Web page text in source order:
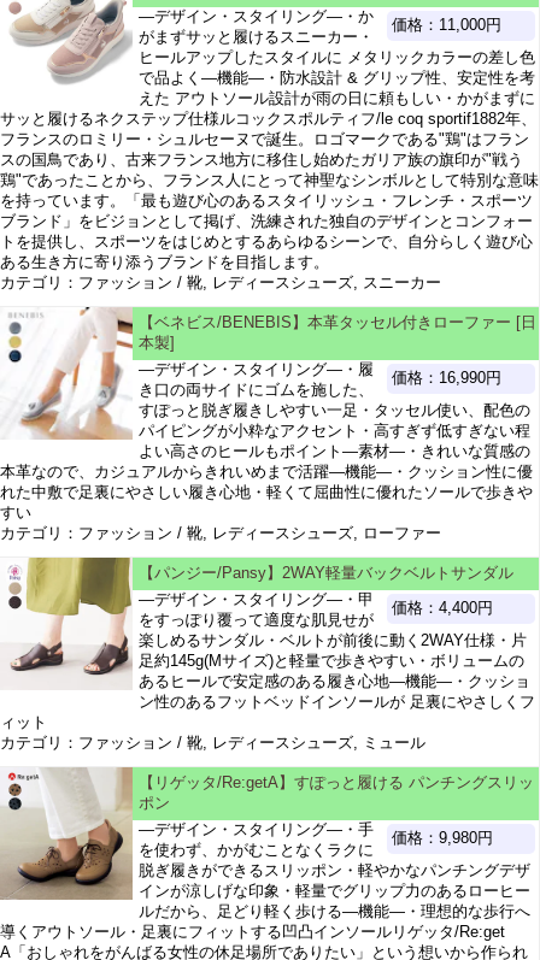
価格：11,000円
―デザイン・スタイリング―・か
がまずサッと履けるスニーカー・
ヒールアップしたスタイルに メタリックカラーの差し色
で品よく―機能―・防水設計 & グリップ性、安定性を考
えた アウトソール設計が雨の日に頼もしい・かがまずに
サッと履けるネクステップ仕様ルコックスポルティフ/le coq sportif1882年、
フランスのロミリー・シュルセーヌで誕生。ロゴマークである"鶏"はフラン
スの国鳥であり、古来フランス地方に移住し始めたガリア族の旗印が"戦う
鶏"であったことから、フランス人にとって神聖なシンボルとして特別な意味
を持っています。「最も遊び心のあるスタイリッシュ・フレンチ・スポーツ
ブランド」をビジョンとして掲げ、洗練された独自のデザインとコンフォー
トを提供し、スポーツをはじめとするあらゆるシーンで、自分らしく遊び心
ある生き方に寄り添うブランドを目指します。
カテゴリ：ファッション / 靴, レディースシューズ, スニーカー
【ベネビス/BENEBIS】本革タッセル付きローファー [日
本製]
価格：16,990円
―デザイン・スタイリング―・履
き口の両サイドにゴムを施した、
すぽっと脱ぎ履きしやすい一足・タッセル使い、配色の
パイピングが小粋なアクセント・高すぎず低すぎない程
よい高さのヒールもポイント―素材―・きれいな質感の
本革なので、カジュアルからきれいめまで活躍―機能―・クッション性に優
れた中敷で足裏にやさしい履き心地・軽くて屈曲性に優れたソールで歩きや
すい
カテゴリ：ファッション / 靴, レディースシューズ, ローファー
【パンジー/Pansy】2WAY軽量バックベルトサンダル
価格：4,400円
―デザイン・スタイリング―・甲
をすっぽり覆って適度な肌見せが
楽しめるサンダル・ベルトが前後に動く2WAY仕様・片
足約145g(Mサイズ)と軽量で歩きやすい・ボリュームの
あるヒールで安定感のある履き心地―機能―・クッショ
ン性のあるフットベッドインソールが 足裏にやさしくフ
ィット
カテゴリ：ファッション / 靴, レディースシューズ, ミュール
【リゲッタ/Re:getA】すぽっと履ける パンチングスリッ
ポン
価格：9,980円
―デザイン・スタイリング―・手
を使わず、かがむことなくラクに
脱ぎ履きができるスリッポン・軽やかなパンチングデザ
インが涼しげな印象・軽量でグリップ力のあるローヒー
ルだから、足どり軽く歩ける―機能―・理想的な歩行へ
導くアウトソール・足裏にフィットする凹凸インソールリゲッタ/Re:get
A「おしゃれをがんばる女性の休足場所でありたい」という想いから作られ